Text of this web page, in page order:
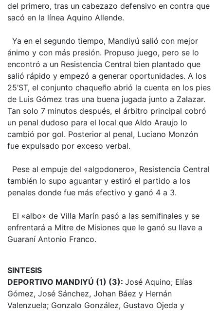
del primero, tras un cabezazo defensivo en contra que
sacó en la línea Aquino Allende.
Ya en el segundo tiempo, Mandiyú salió con mejor
ánimo y con más presión. Propuso juego, pero se lo
encontró a un Resistencia Central bien plantado que
salió rápido y empezó a generar oportunidades. A los
25’ST, el conjunto chaqueño abrió la cuenta en los pies
de Luis Gómez tras una buena jugada junto a Zalazar.
Tan solo 7 minutos después, el árbitro principal cobró
un penal dudoso para el local que Aldo Araujo lo
cambió por gol. Posterior al penal, Luciano Monzón
fue expulsado por exceso verbal.
Pese al empuje del «algodonero», Resistencia Central
también lo supo aguantar y estiró el partido a los
penales donde fue más efectivo y ganó 4 a 3.
El «albo» de Villa Marín pasó a las semifinales y se
enfrentará a Mitre de Misiones que le ganó su llave a
Guaraní Antonio Franco.
SINTESIS
DEPORTIVO MANDIYÚ (1) (3): José Aquino; Elías
Gómez, José Sánchez, Johan Báez y Hernán
Valenzuela; Gonzalo González, Gustavo Ojeda y